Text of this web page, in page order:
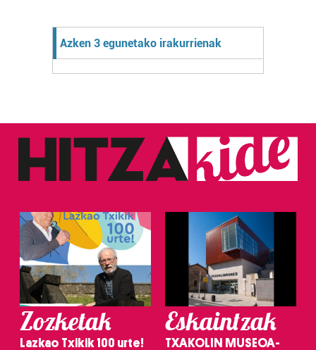
Azken 3 egunetako irakurrienak
Zozketak
Lazkao Txikik 100 urte!
Eskaintzak
TXAKOLIN MUSEOA-